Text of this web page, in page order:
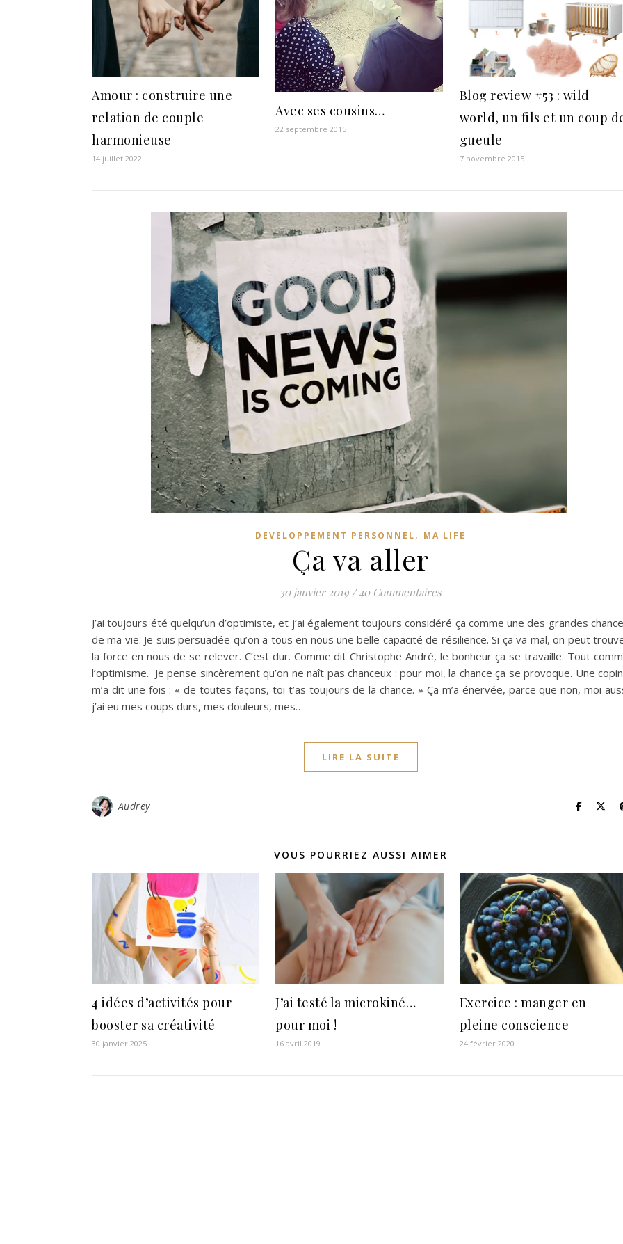
Amour : construire une
relation de couple
harmonieuse
14 juillet 2022
Avec ses cousins…
22 septembre 2015
Blog review #53 : wild
world, un fils et un coup
gueule
7 novembre 2015
DEVELOPPEMENT PERSONNEL, MA LIFE
Ça va aller
30 janvier 2019 / 40 Commentaires
J’ai toujours été quelqu’un d’optimiste, et j’ai également toujours considéré ça comme une des grandes
de ma vie. Je suis persuadée qu’on a tous en nous une belle capacité de résilience. Si ça va mal, on peut
la force en nous de se relever. C’est dur. Comme dit Christophe André, le bonheur ça se travaille. Tout
l’optimisme. Je pense sincèrement qu’on ne naît pas chanceux : pour moi, la chance ça se provoque. Une
m’a dit une fois : « de toutes façons, toi t’as toujours de la chance. » Ça m’a énervée, parce que non, moi
j’ai eu mes coups durs, mes douleurs, mes…
LIRE LA SUITE
Audrey
VOUS POURRIEZ AUSSI AIMER
4 idées d’activités pour
booster sa créativité
30 janvier 2025
J’ai testé la microkiné…
pour moi !
16 avril 2019
Exercice : manger en
pleine conscience
24 février 2020